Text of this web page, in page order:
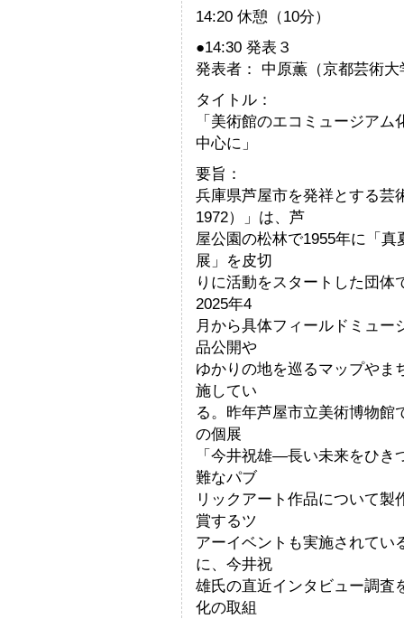
14:20 休憩（10分）
●14:30 発表３
発表者： 中原薫（京都芸術
タイトル：
「美術館のエコミュージア
中心に」
要旨：
兵庫県芦屋市を発祥とする芸
1972）」は、芦
屋公園の松林で1955年に「
展」を皮切
りに活動をスタートした団
2025年4
月から具体フィールドミュ
品公開や
ゆかりの地を巡るマップやま
施してい
る。昨年芦屋市立美術博物館
の個展
「今井祝雄―長い未来をひき
難なパブ
リックアート作品について
賞するツ
アーイベントも実施されてい
に、今井祝
雄氏の直近インタビュー調査
化の取組